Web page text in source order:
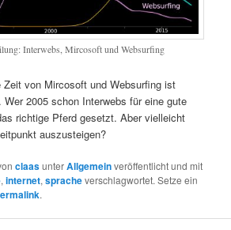
Interwebs, Mircosoft und Websurfing
von Mircosoft und Websurfing ist
Wer 2005 schon Interwebs für eine gute
richtige Pferd gesetzt. Aber vielleicht
auszusteigen?
claasunterAllgemeinveröffentlicht und mit
,internet,spracheverschlagwortet. Setze ein
.